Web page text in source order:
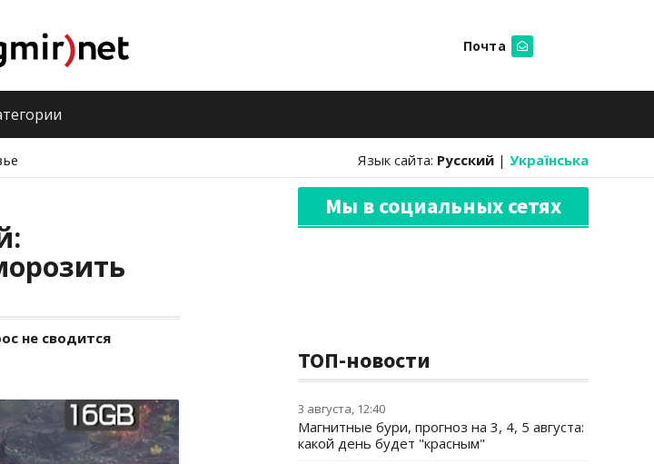
Почта
Язык сайта: Русский | Українська
не сводится
Мы в социальных сетях
ТОП-новости
3 августа, 12:40
Магнитные бури, прогноз на 3, 4, 5 августа:
какой день будет "красным"